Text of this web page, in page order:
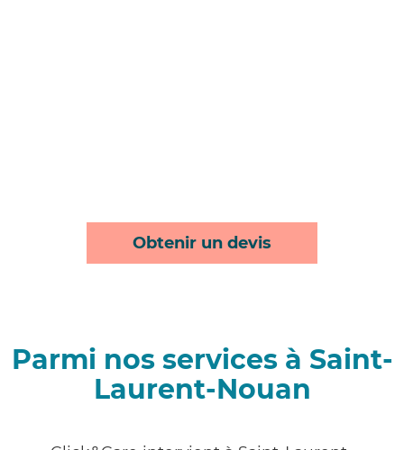
Obtenir un devis
Parmi nos services à Saint-
Laurent-Nouan